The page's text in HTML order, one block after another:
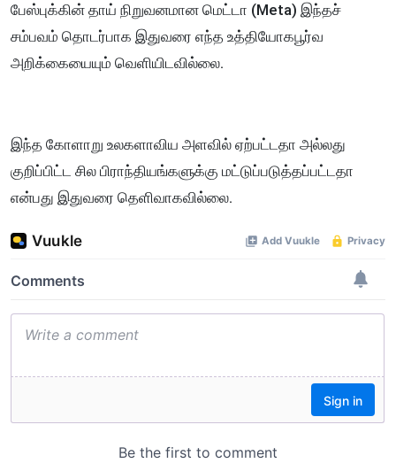
பேஸ்புக்கின் தாய் நிறுவனமான மெட்டா (Meta) இந்தச்
சம்பவம் தொடர்பாக இதுவரை எந்த உத்தியோகபூர்வ
அறிக்கையையும் வெளியிடவில்லை.
இந்த கோளாறு உலகளாவிய அளவில் ஏற்பட்டதா அல்லது
குறிப்பிட்ட சில பிராந்தியங்களுக்கு மட்டுப்படுத்தப்பட்டதா
என்பது இதுவரை தெளிவாகவில்லை.